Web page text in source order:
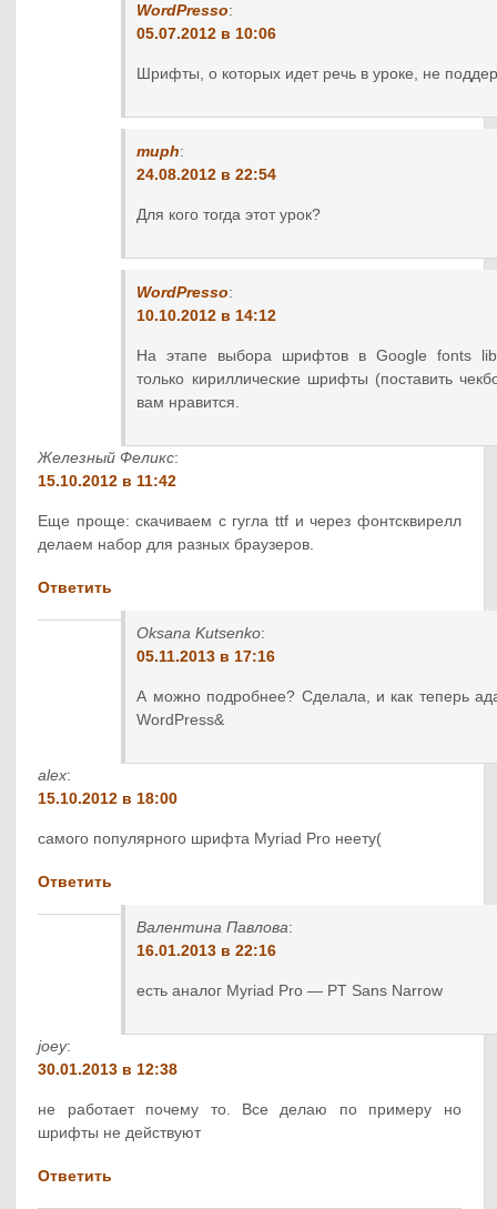
WordPresso:
05.07.2012 в 10:06
Шрифты, о которых идет речь в уроке, не
muph:
24.08.2012 в 22:54
Для кого тогда этот урок?
WordPresso:
10.10.2012 в 14:12
На этапе выбора шрифтов в Google fonts
только кириллические шрифты (поставить
вам нравится.
Железный Феликс:
15.10.2012 в 11:42
Еще проще: скачиваем с гугла ttf и через фонтсквирелл
делаем набор для разных браузеров.
Ответить
Oksana Kutsenko:
05.11.2013 в 17:16
А можно подробнее? Сделала, и как теперь
WordPress&
alex:
15.10.2012 в 18:00
самого популярного шрифта Myriad Pro неету(
Ответить
Валентина Павлова:
16.01.2013 в 22:16
есть аналог Myriad Pro — PT Sans Narrow
joey:
30.01.2013 в 12:38
не работает почему то. Все делаю по примеру но
шрифты не действуют
Ответить